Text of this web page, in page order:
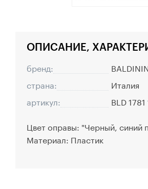
ОПИСАНИЕ,
бренд:
страна:
Италия
артикул:
BLD
Цвет оправы: "Черный, синий
Материал: Пластик